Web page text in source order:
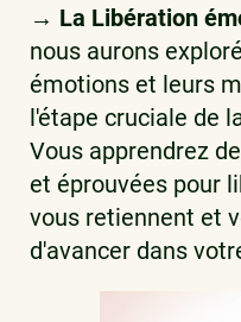
→ La Libération
nous aurons
émotions et leurs
l'étape cruciale de
Vous apprendrez
et éprouvées pour
vous retiennent et
d'avancer dans